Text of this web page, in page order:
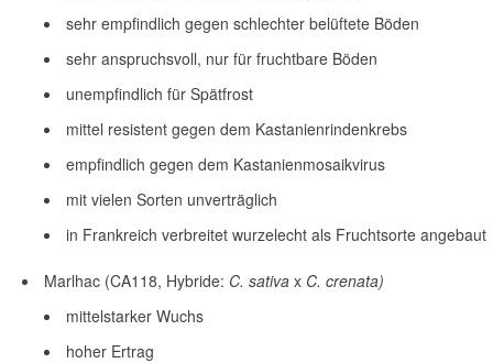
sehr empfindlich gegen schlechter belüftete Böden
sehr anspruchsvoll, nur für fruchtbare Böden
unempfindlich für Spätfrost
mittel resistent gegen dem Kastanienrindenkrebs
empfindlich gegen dem Kastanienmosaikvirus
mit vielen Sorten unverträglich
in Frankreich verbreitet wurzelecht als Fruchtsorte angebaut
Marlhac (CA118, Hybride: C. sativa x C. crenata)
mittelstarker Wuchs
hoher Ertrag